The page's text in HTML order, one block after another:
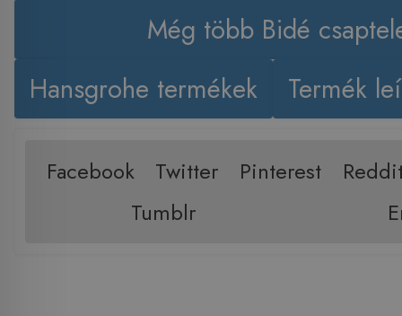
Még több Bidé
Hansgrohe termékek
Termék
Facebook Twitter Pinterest
Tumblr